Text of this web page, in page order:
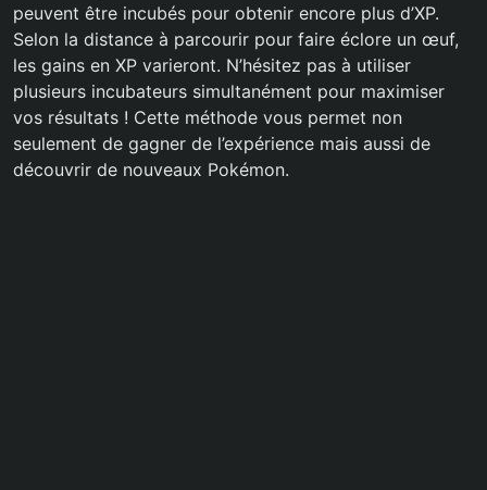
peuvent être incubés pour obtenir encore plus d’XP.
Selon la distance à parcourir pour faire éclore un œuf,
les gains en XP varieront. N’hésitez pas à utiliser
plusieurs incubateurs simultanément pour maximiser
vos résultats ! Cette méthode vous permet non
seulement de gagner de l’expérience mais aussi de
découvrir de nouveaux Pokémon.